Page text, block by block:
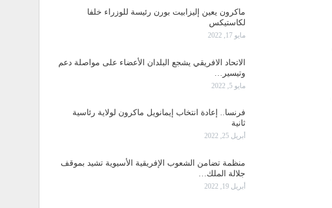
ماكرون يعين إليزابيت بورن رئيسة للوزراء خلفا
لكاستيكس
مايو 17, 2022
الاتحاد الافريقي يشجع البلدان الأعضاء على مواصلة دعم
وتيسير…
مايو 5, 2022
فرنسا.. إعادة انتخاب إيمانويل ماكرون لولاية رئاسية
ثانية
أبريل 25, 2022
منظمة تضامن الشعوب الإفريقية الأسيوية تشيد بموقف
جلالة الملك…
أبريل 19, 2022